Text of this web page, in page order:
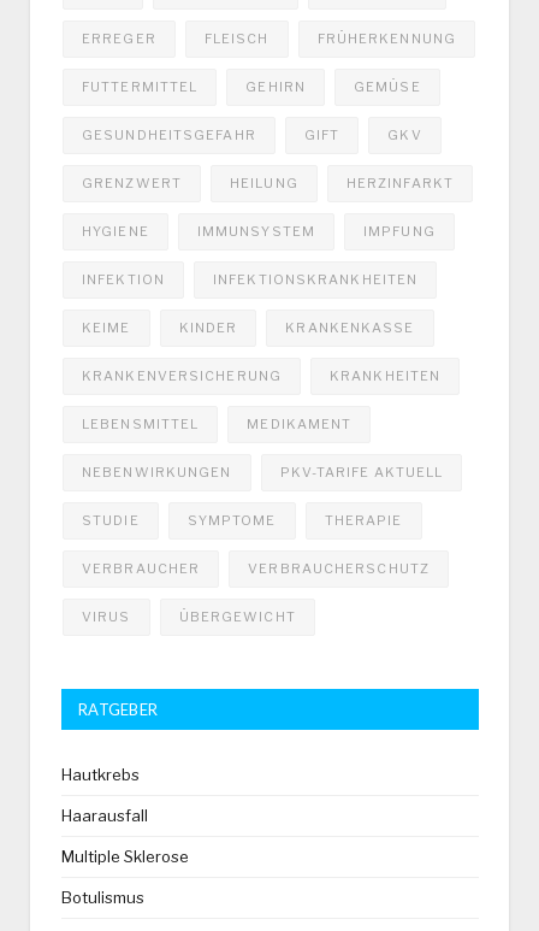
ERREGER FLEISCH FRÜHERKENNUNG
FUTTERMITTEL GEHIRN GEMÜSE
GESUNDHEITSGEFAHR GIFT GKV
GRENZWERT HEILUNG HERZINFARKT
HYGIENE IMMUNSYSTEM IMPFUNG
INFEKTION INFEKTIONSKRANKHEITEN
KEIME KINDER KRANKENKASSE
KRANKENVERSICHERUNG KRANKHEITEN
LEBENSMITTEL MEDIKAMENT
NEBENWIRKUNGEN PKV-TARIFE AKTUELL
STUDIE SYMPTOME THERAPIE
VERBRAUCHER VERBRAUCHERSCHUTZ
VIRUS ÜBERGEWICHT
RATGEBER
Hautkrebs
Haarausfall
Multiple Sklerose
Botulismus